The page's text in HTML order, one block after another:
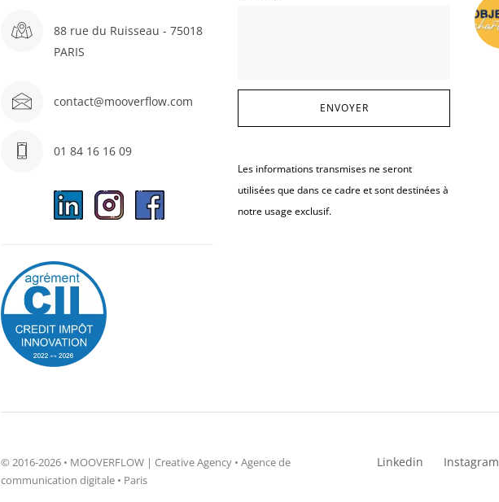
88 rue du Ruisseau - 75018
PARIS
contact@mooverflow.com
01 84 16 16 09
Les informations transmises ne seront
utilisées que dans ce cadre et sont destinées à
notre usage exclusif.
© 2016-2026 • MOOVERFLOW | Creative Agency • Agence de
communication digitale • Paris
Linkedin Instagram